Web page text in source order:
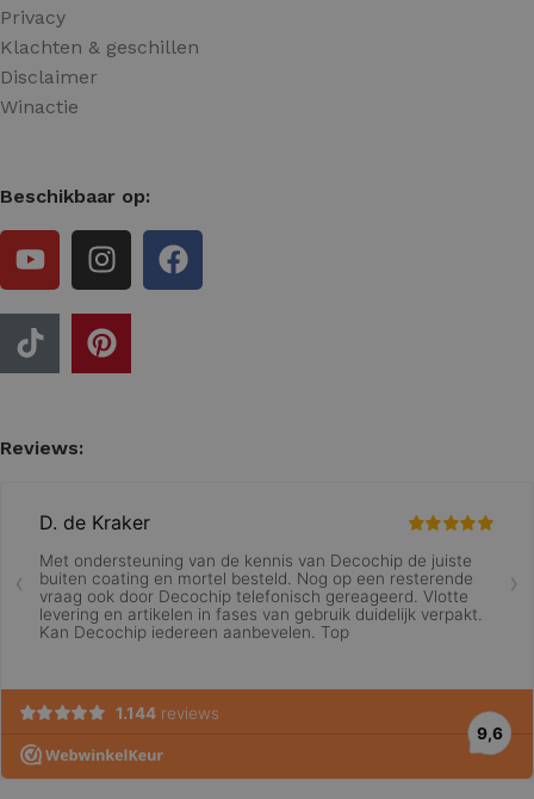
Privacy
Klachten & geschillen
Disclaimer
Winactie
Beschikbaar op:
Reviews: